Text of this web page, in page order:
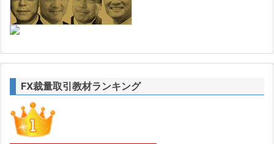
FX裁量取引教材ランキング